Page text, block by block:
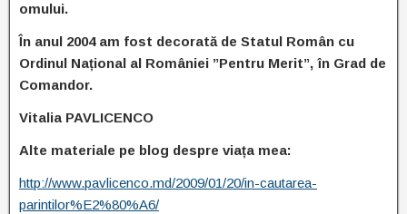
omului.
În anul 2004 am fost decorată de Statul Român cu
Ordinul Național al României ”Pentru Merit”, în Grad de
Comandor.
Vitalia PAVLICENCO
Alte materiale pe blog despre viața mea:
http://www.pavlicenco.md/2009/01/20/in-cautarea-
parintilor%E2%80%A6/